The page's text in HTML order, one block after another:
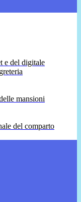
e del digitale
mansioni
del comparto